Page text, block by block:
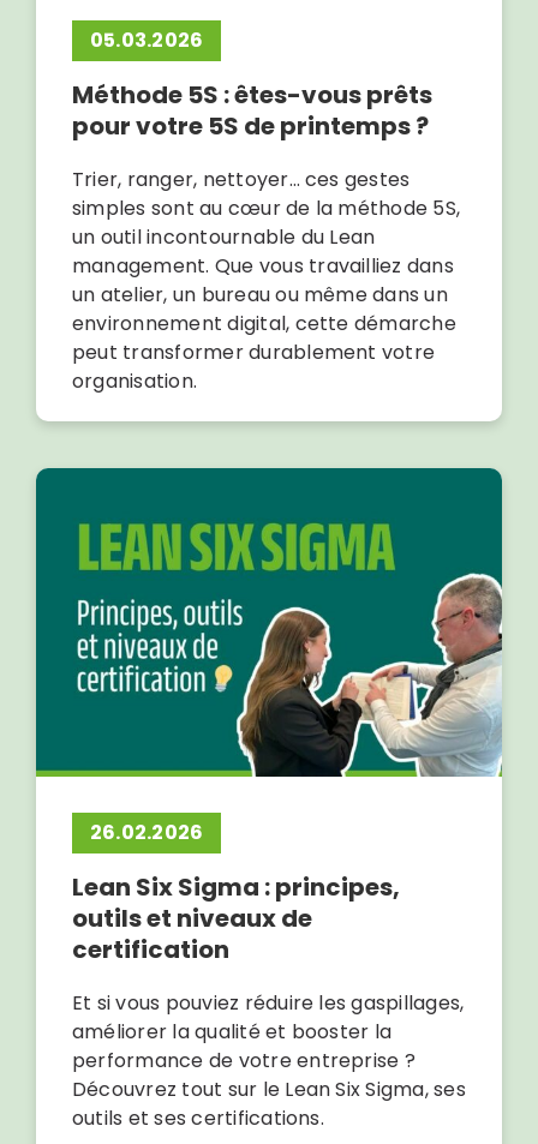
05.03.2026
Méthode 5S : êtes-vous prêts
pour votre 5S de printemps ?
Trier, ranger, nettoyer… ces gestes
simples sont au cœur de la méthode 5S,
un outil incontournable du Lean
management. Que vous travailliez dans
un atelier, un bureau ou même dans un
environnement digital, cette démarche
peut transformer durablement votre
organisation.
26.02.2026
Lean Six Sigma : principes,
outils et niveaux de
certification
Et si vous pouviez réduire les gaspillages,
améliorer la qualité et booster la
performance de votre entreprise ?
Découvrez tout sur le Lean Six Sigma, ses
outils et ses certifications.